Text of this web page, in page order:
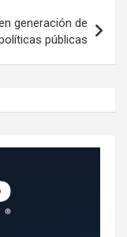
generación de
públicas